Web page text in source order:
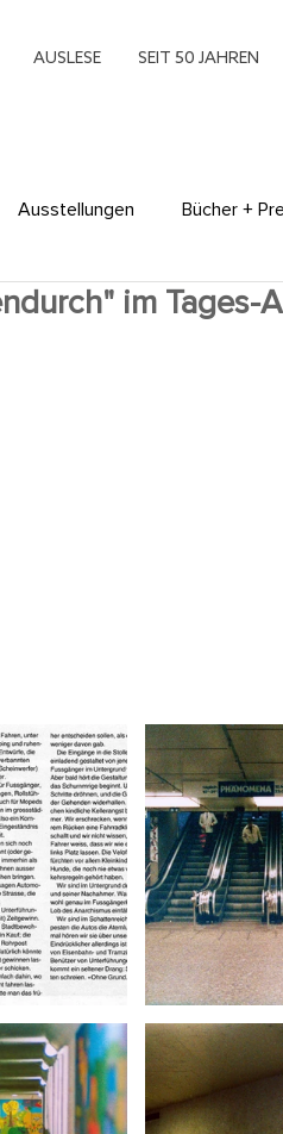
AUSLESE SEIT 50 JAHREN
Ausstellungen Bücher +
Experimente Multimedia
im Tages-